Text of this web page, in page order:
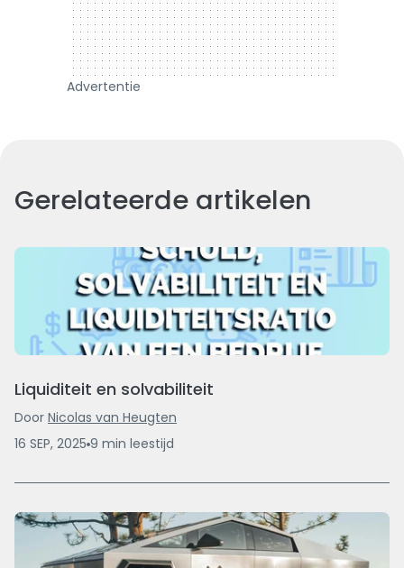
Advertentie
Gerelateerde artikelen
Liquiditeit en solvabiliteit
Door Nicolas van Heugten
16 SEP, 2025 9 min leestijd